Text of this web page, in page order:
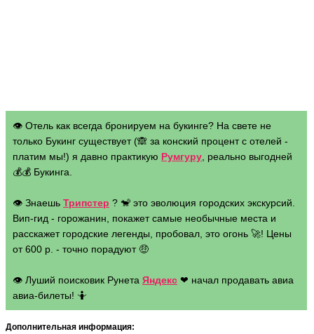
👁 Отель как всегда бронируем на букинге? На свете не
только Букинг существует (🙈 за конский процент с отелей -
платим мы!) я давно практикую Румгуру , реально выгодней
💰💰 Букинга.
👁 Знаешь Трипстер ? 🐒 это эволюция городских экскурсий.
Вип-гид - горожанин, покажет самые необычные места и
расскажет городские легенды, пробовал, это огонь 🚀! Цены
от 600 р. - точно порадуют 🤑
👁 Луший поисковик Рунета Яндекс ❤ начал продавать авиа
авиа-билеты! 🤷
Дополнительная информация: